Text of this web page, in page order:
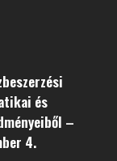
és
–
4.